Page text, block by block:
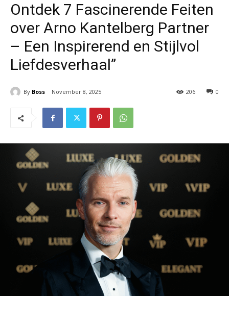
Ontdek 7 Fascinerende Feiten
over Arno Kantelberg Partner
– Een Inspirerend en Stijlvol
Liefdesverhaal”
By Boss November 8, 2025 0
206